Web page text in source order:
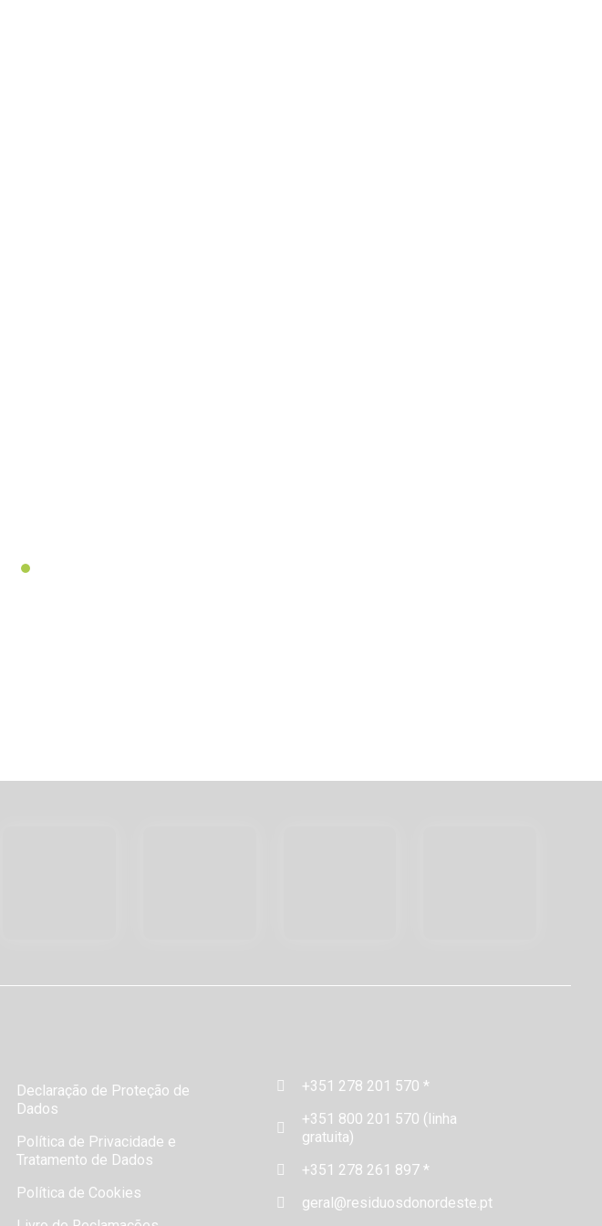
Declaração de Proteção de
Dados
Política de Privacidade e
Tratamento de Dados
Política de Cookies
+351 278 201 570 *
+351 800 201 570 (linha
gratuita)
+351 278 261 897 *
geral@residuosdonordeste.pt